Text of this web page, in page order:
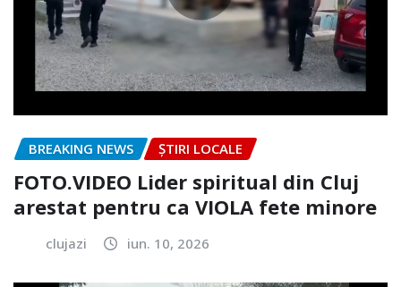
BREAKING NEWS ȘTIRI LOCALE
FOTO.VIDEO Lider spiritual din Cluj
arestat pentru ca VIOLA fete minore
clujazi iun. 10, 2026